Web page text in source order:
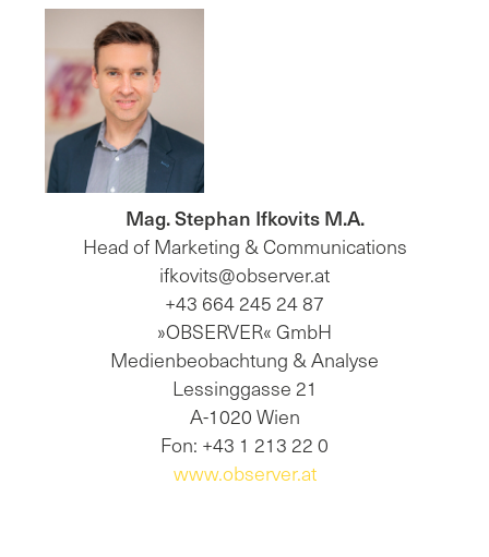
Mag. Stephan Ifkovits M.A.
Head of Marketing & Communications
ifkovits@observer.at
+43 664 245 24 87
»OBSERVER« GmbH
Medienbeobachtung & Analyse
Lessinggasse 21
A-1020 Wien
Fon: +43 1 213 22 0
www.observer.at